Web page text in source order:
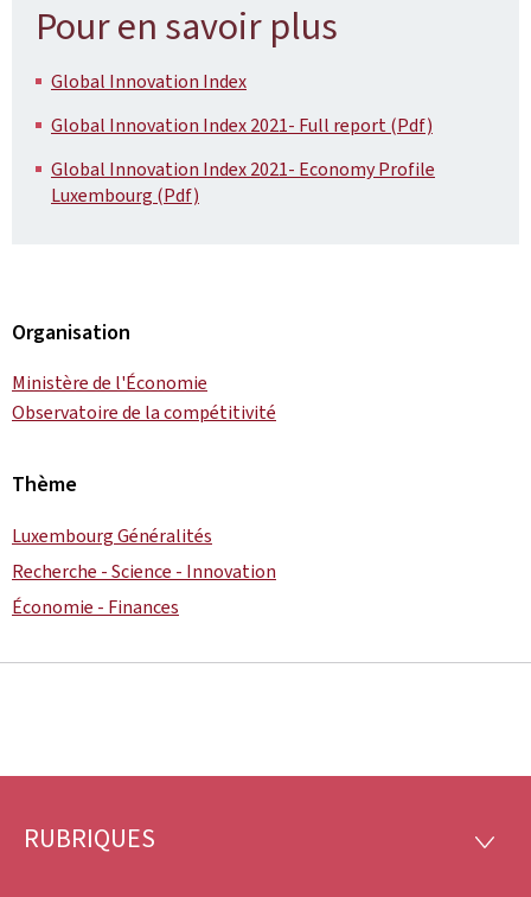
Pour en savoir plus
Global Innovation Index
Global Innovation Index 2021- Full report (Pdf)
Global Innovation Index 2021- Economy Profile
Luxembourg (Pdf)
Organisation
Ministère de l'Économie
Observatoire de la compétitivité
Thème
Luxembourg Généralités
Recherche - Science - Innovation
Économie - Finances
Pied
RUBRIQUES